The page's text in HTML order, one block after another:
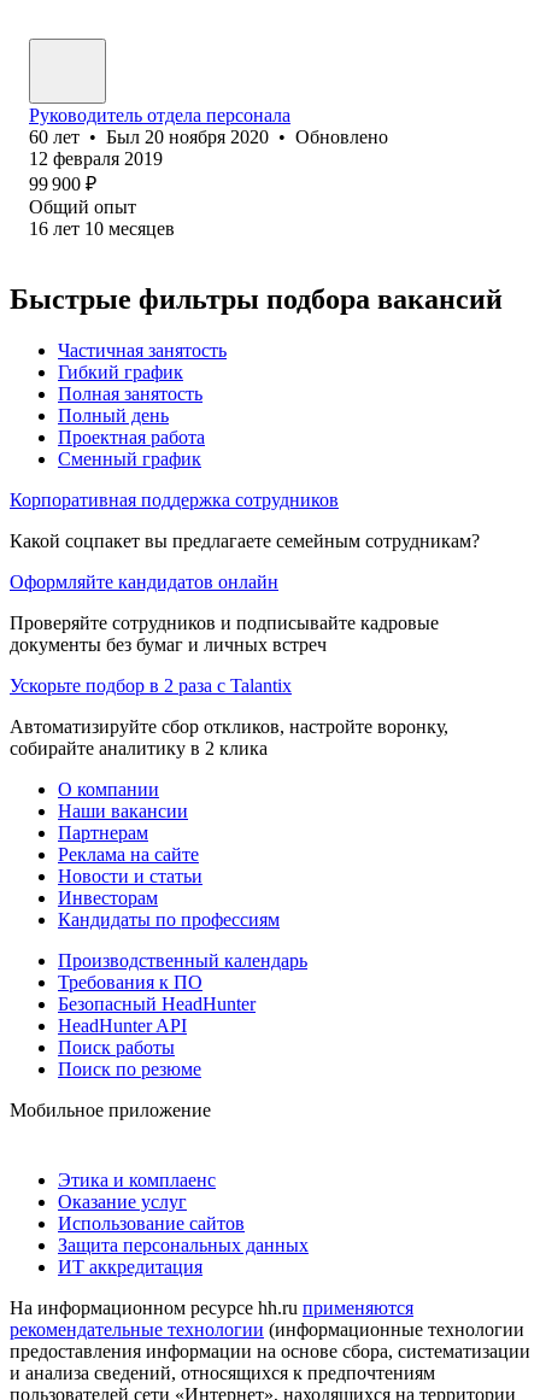
Руководитель отдела персонала
60 лет • Был 20 ноября 2020 • Обновлено
12 февраля 2019
99 900 ₽
Общий опыт
16 лет 10 месяцев
Быстрые фильтры подбора вакансий
Частичная занятость
Гибкий график
Полная занятость
Полный день
Проектная работа
Сменный график
Корпоративная поддержка сотрудников
Какой соцпакет вы предлагаете семейным сотрудникам?
Оформляйте кандидатов онлайн
Проверяйте сотрудников и подписывайте кадровые
документы без бумаг и личных встреч
Ускорьте подбор в 2 раза с Talantix
Автоматизируйте сбор откликов, настройте воронку,
собирайте аналитику в 2 клика
О компании
Наши вакансии
Партнерам
Реклама на сайте
Новости и статьи
Инвесторам
Кандидаты по профессиям
Производственный календарь
Требования к ПО
Безопасный HeadHunter
HeadHunter API
Поиск работы
Поиск по резюме
Мобильное приложение
Этика и комплаенс
Оказание услуг
Использование сайтов
Защита персональных данных
ИТ аккредитация
На информационном ресурсе hh.ru применяются
рекомендательные технологии (информационные технологии
предоставления информации на основе сбора, систематизации
и анализа сведений, относящихся к предпочтениям
пользователей сети «Интернет», находящихся на территории